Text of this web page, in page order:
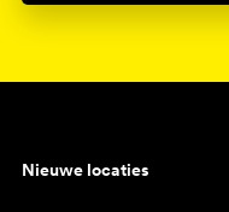
Nieuwe locaties